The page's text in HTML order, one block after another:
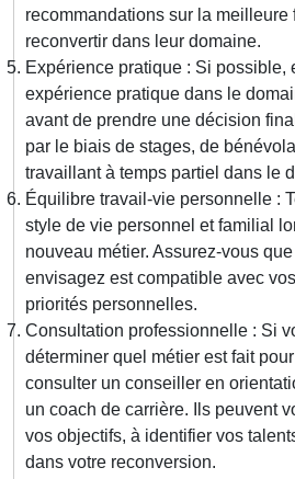
recommandations sur la meilleure
reconvertir dans leur domaine.
Expérience pratique : Si possible,
expérience pratique dans le
avant de prendre une décision
par le biais de stages, de
travaillant à temps partiel dans le
Équilibre travail-vie personnelle :
style de vie personnel et familial
nouveau métier. Assurez-vous
envisagez est compatible avec
priorités personnelles.
Consultation professionnelle : Si
déterminer quel métier est fait
consulter un conseiller en
un coach de carrière. Ils peuvent
vos objectifs, à identifier vos
dans votre reconversion.